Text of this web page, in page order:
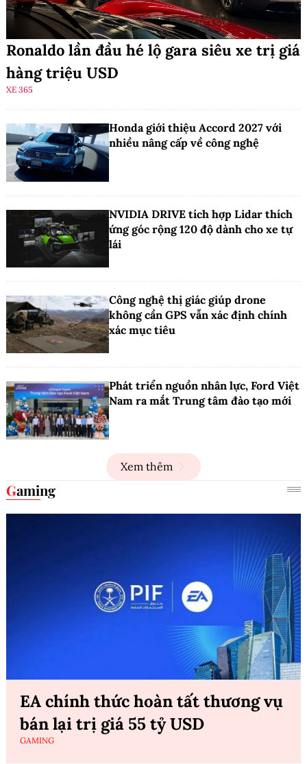
Ronaldo lần đầu hé lộ gara siêu xe trị giá
hàng triệu USD
XE 365
Honda giới thiệu Accord 2027 với
nhiều nâng cấp về công nghệ
NVIDIA DRIVE tích hợp Lidar thích
ứng góc rộng 120 độ dành cho xe tự
lái
Công nghệ thị giác giúp drone
không cần GPS vẫn xác định chính
xác mục tiêu
Phát triển nguồn nhân lực, Ford Việt
Nam ra mắt Trung tâm đào tạo mới
Xem thêm
Gaming
EA chính thức hoàn tất thương vụ
bán lại trị giá 55 tỷ USD
GAMING